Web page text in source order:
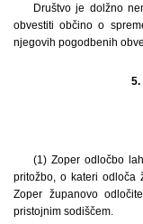
Društvo je dolžno
obvestiti občino o
njegovih pogodbenih
5.
(1) Zoper odločbo
pritožbo, o kateri odloča
Zoper županovo
pristojnim sodiščem.